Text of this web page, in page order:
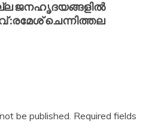
ജനഹൃദയങ്ങളിൽ
:രമേശ് ചെന്നിത്തല
be published. Required fields